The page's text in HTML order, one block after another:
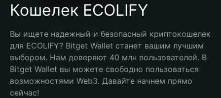
Кошелек ECOLIFY
Вы ищете надежный и безопасный криптокошелек
для ECOLIFY? Bitget Wallet станет вашим лучшим
выбором. Нам доверяют 40 млн пользователей. В
Bitget Wallet вы можете свободно пользоваться
возможностями Web3. Давайте начнем прямо
сейчас!